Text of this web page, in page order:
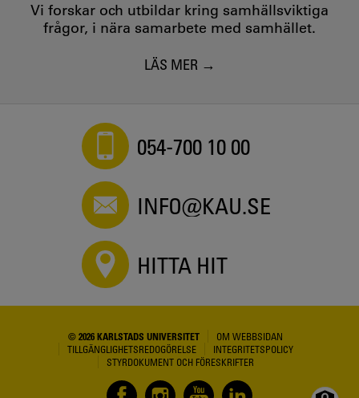
Vi forskar och utbildar kring samhällsviktiga
frågor, i nära samarbete med samhället.
LÄS MER
054-700 10 00
INFO@KAU.SE
HITTA HIT
© 2026 KARLSTADS UNIVERSITET
OM WEBBSIDAN
TILLGÄNGLIGHETSREDOGÖRELSE
INTEGRITETSPOLICY
STYRDOKUMENT OCH FÖRESKRIFTER